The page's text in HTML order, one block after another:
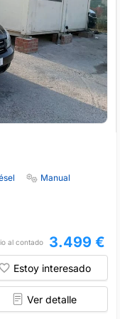
Manual
al contado 3.499 €
Estoy interesado
Ver detalle